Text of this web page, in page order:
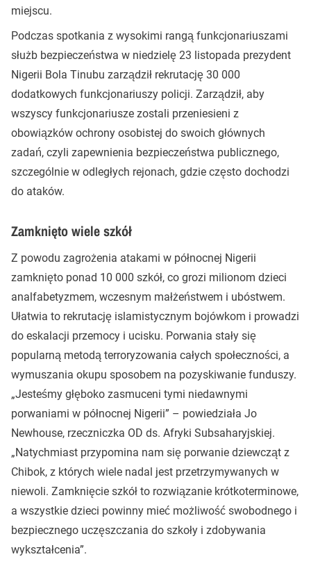
miejscu.
Podczas spotkania z wysokimi rangą funkcjonariuszami
służb bezpieczeństwa w niedzielę 23 listopada prezydent
Nigerii Bola Tinubu zarządził rekrutację 30 000
dodatkowych funkcjonariuszy policji. Zarządził, aby
wszyscy funkcjonariusze zostali przeniesieni z
obowiązków ochrony osobistej do swoich głównych
zadań, czyli zapewnienia bezpieczeństwa publicznego,
szczególnie w odległych rejonach, gdzie często dochodzi
do ataków.
Zamknięto wiele szkół
Z powodu zagrożenia atakami w północnej Nigerii
zamknięto ponad 10 000 szkół, co grozi milionom dzieci
analfabetyzmem, wczesnym małżeństwem i ubóstwem.
Ułatwia to rekrutację islamistycznym bojówkom i prowadzi
do eskalacji przemocy i ucisku. Porwania stały się
popularną metodą terroryzowania całych społeczności, a
wymuszania okupu sposobem na pozyskiwanie funduszy.
„Jesteśmy głęboko zasmuceni tymi niedawnymi
porwaniami w północnej Nigerii” – powiedziała Jo
Newhouse, rzeczniczka OD ds. Afryki Subsaharyjskiej.
„Natychmiast przypomina nam się porwanie dziewcząt z
Chibok, z których wiele nadal jest przetrzymywanych w
niewoli. Zamknięcie szkół to rozwiązanie krótkoterminowe,
a wszystkie dzieci powinny mieć możliwość swobodnego i
bezpiecznego uczęszczania do szkoły i zdobywania
wykształcenia”.